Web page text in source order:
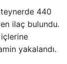
440
ilaç bulundu.
içlerine
yakalandı.